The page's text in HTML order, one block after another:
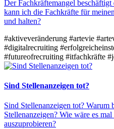
Der Fachkräftemangel
kann ich die Fachkräfte für
und halten?
#aktiveveränderung #artevie
#digitalrecruiting
#futureofrecruiting #itfachkräfte
Sind Stellenanzeigen tot?
Sind Stellenanzeigen tot?
Stellenanzeigen? Wie wäre es
auszuprobieren?